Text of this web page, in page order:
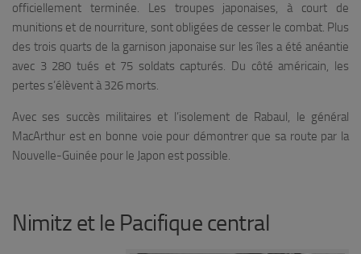
officiellement terminée. Les troupes japonaises, à court de
munitions et de nourriture, sont obligées de cesser le combat. Plus
des trois quarts de la garnison japonaise sur les îles a été anéantie
avec 3 280 tués et 75 soldats capturés. Du côté américain, les
pertes s’élèvent à 326 morts.
Avec ses succès militaires et l’isolement de Rabaul, le général
MacArthur est en bonne voie pour démontrer que sa route par la
Nouvelle-Guinée pour le Japon est possible.
Nimitz et le Pacifique central